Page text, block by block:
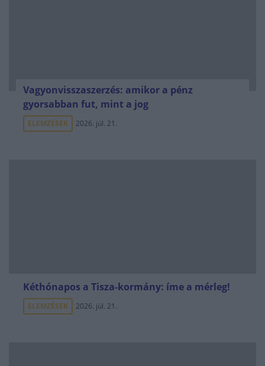
Vagyonvisszaszerzés: amikor a pénz
gyorsabban fut, mint a jog
ELEMZÉSEK 2026. júl. 21.
Kéthónapos a Tisza-kormány: íme a mérleg!
ELEMZÉSEK 2026. júl. 21.